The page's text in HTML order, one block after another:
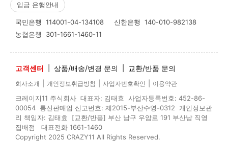
입금 은행안내
국민은행 114001-04-134108 신한은행 140-010-982138
농협은행 301-1661-1460-11
고객센터 상품/배송/변경 문의 교환/반품 문의
회사소개 개인정보취급방침 사업자번호확인 이용약관
크레이지11 주식회사 대표자: 김태효 사업자등록번호: 452-86-
00054 통신판매업 신고번호: 제2015-부산수영-0312 개인정보관
리 책임자: 김태효 [교환/반품] 부산 남구 우암로 191 부산남 직영
집배점 대표전화 1661-1460
Copyright 2025 CRAZY11 All Rights Reserved.